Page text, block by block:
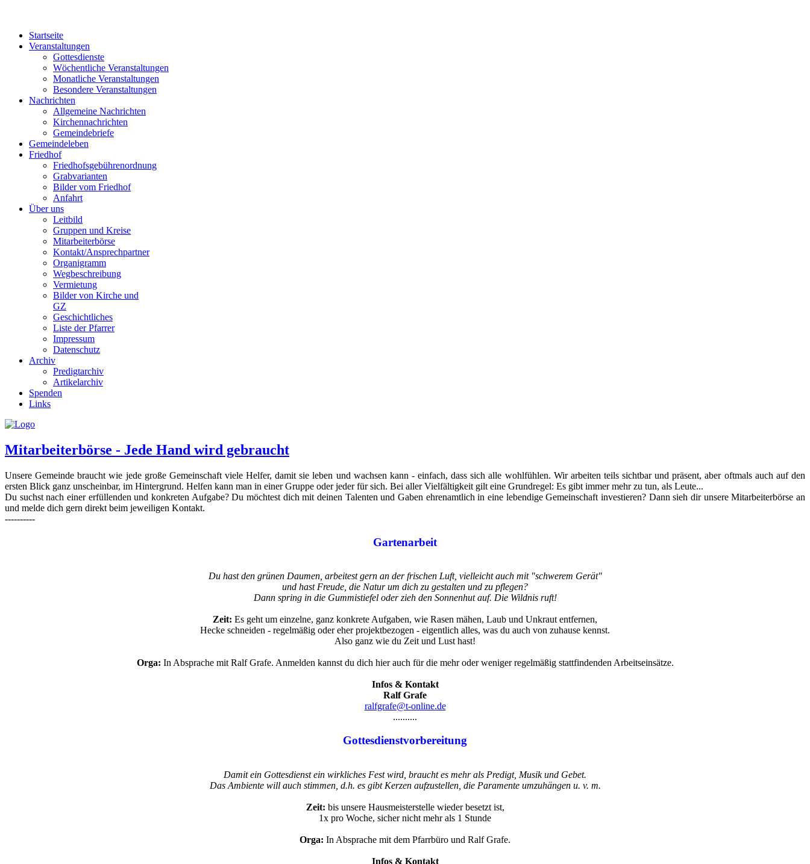
Startseite
Veranstaltungen
Gottesdienste
Wöchentliche Veranstaltungen
Monatliche Veranstaltungen
Besondere Veranstaltungen
Nachrichten
Allgemeine Nachrichten
Kirchennachrichten
Gemeindebriefe
Gemeindeleben
Friedhof
Friedhofsgebührenordnung
Grabvarianten
Bilder vom Friedhof
Anfahrt
Über uns
Leitbild
Gruppen und Kreise
Mitarbeiterbörse
Kontakt/Ansprechpartner
Organigramm
Wegbeschreibung
Vermietung
Bilder von Kirche und
GZ
Geschichtliches
Liste der Pfarrer
Impressum
Datenschutz
Archiv
Predigtarchiv
Artikelarchiv
Spenden
Links
Mitarbeiterbörse - Jede Hand wird gebraucht
Unsere Gemeinde braucht wie jede große Gemeinschaft viele Helfer, damit sie leben und wachsen kann - einfach, dass sich alle wohlfühlen. Wir arbeiten teils sichtbar und präsent, aber oftmals auch auf den
ersten Blick ganz unscheinbar, im Hintergrund. Helfen kann man in einer Gruppe oder jeder für sich. Bei aller Vielfältigkeit gilt eine Grundregel: Es gibt immer mehr zu tun, als Leute...
Du suchst nach einer erfüllenden und konkreten Aufgabe? Du möchtest dich mit deinen Talenten und Gaben ehrenamtlich in eine lebendige Gemeinschaft investieren? Dann sieh dir unsere Mitarbeiterbörse an
und melde dich gern direkt beim jeweiligen Kontakt.
----------
Gartenarbeit
Du hast den grünen Daumen, arbeitest gern an der frischen Luft, vielleicht auch mit "schwerem Gerät"
und hast Freude, die Natur um dich zu gestalten und zu pflegen?
Dann spring in die Gummistiefel oder zieh den Sonnenhut auf. Die Wildnis ruft!
Zeit: Es geht um einzelne, ganz konkrete Aufgaben, wie Rasen mähen, Laub und Unkraut entfernen,
Hecke schneiden - regelmäßig oder eher projektbezogen - eigentlich alles, was du auch von zuhause kennst.
Also ganz wie du Zeit und Lust hast!
Orga: In Absprache mit Ralf Grafe. Anmelden kannst du dich hier auch für die mehr oder weniger regelmäßig stattfindenden Arbeitseinsätze.
Infos & Kontakt
Ralf Grafe
ralfgrafe@t-online.de
..........
Gottesdienstvorbereitung
Damit ein Gottesdienst ein wirkliches Fest wird, braucht es mehr als Predigt, Musik und Gebet.
Das Ambiente will auch stimmen, d.h. es gibt Kerzen aufzustellen, die Paramente umzuhängen u. v. m.
Zeit: bis unsere Hausmeisterstelle wieder besetzt ist,
1x pro Woche, sicher nicht mehr als 1 Stunde
Orga: In Absprache mit dem Pfarrbüro und Ralf Grafe.
Infos & Kontakt